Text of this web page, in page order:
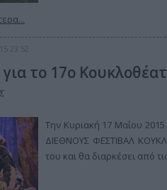
23:52
το 17ο
Tην Κυριακή 17 Μαΐου
ΔΙΕΘΝΟΥΣ ΦΕΣΤΙΒΑΛ
του και θα διαρκέσει από